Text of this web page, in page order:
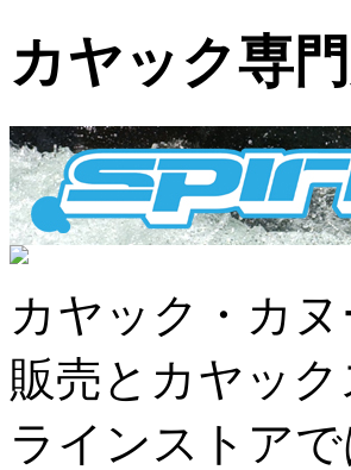
カヤック専
カヤック・カ
販売とカヤッ
ラインストア